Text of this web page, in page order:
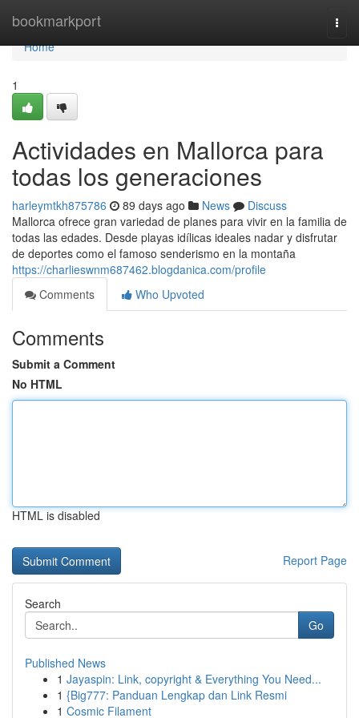
bookmarkport
Home
Home
1
Actividades en Mallorca para
todas los generaciones
harleymtkh875786 89 days ago News
Discuss
Mallorca ofrece gran variedad de planes para vivir en la familia de
todas las edades. Desde playas idílicas ideales nadar y disfrutar
de deportes como el famoso senderismo en la montaña
https://charlieswnm687462.blogdanica.com/profile
Comments
Who Upvoted
Comments
Submit a Comment
No HTML
HTML is disabled
Report Page
Search
Go
Published News
1 Jayaspin: Link, copyright & Everything You Need...
1 {Big777: Panduan Lengkap dan Link Resmi
1 Cosmic Filament